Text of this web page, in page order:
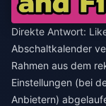
Direkte Antwort:
Abschaltkalender
Rahmen aus dem
Einstellungen (bei
Anbietern)